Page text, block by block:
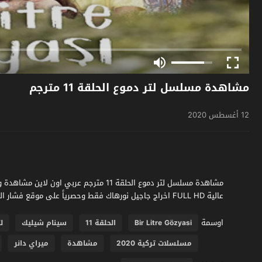
مشاهدة مسلسل لتر دموع الحلقة 11 مترجم
12 أغسطس 2020
عالية FULL HD اخراج جاجيل نورهاك فقط وحصرياً على موقع فشار الجديد
اوسمة
Bir Litre Gözyasi الحلقة 11 سينام شيليك
مسلسلات تركية 2020
مشاهدة ميراي دانر